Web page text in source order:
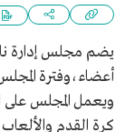
يضم مجلس إدارة
ويعمل المجلس على
كرة القدم